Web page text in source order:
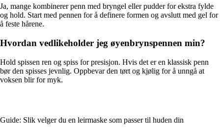
Ja, mange kombinerer penn med bryngel eller pudder for ekstra fylde
og hold. Start med pennen for å definere formen og avslutt med gel for
å feste hårene.
Hvordan vedlikeholder jeg øyenbrynspennen min?
Hold spissen ren og spiss for presisjon. Hvis det er en klassisk penn
bør den spisses jevnlig. Oppbevar den tørt og kjølig for å unngå at
voksen blir for myk.
Guide: Slik velger du en leirmaske som passer til huden din